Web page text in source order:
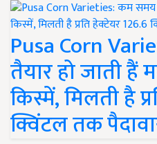
Pusa Corn
तैयार हो जाती हैं
किस्में, मिलती है
क्विंटल तक